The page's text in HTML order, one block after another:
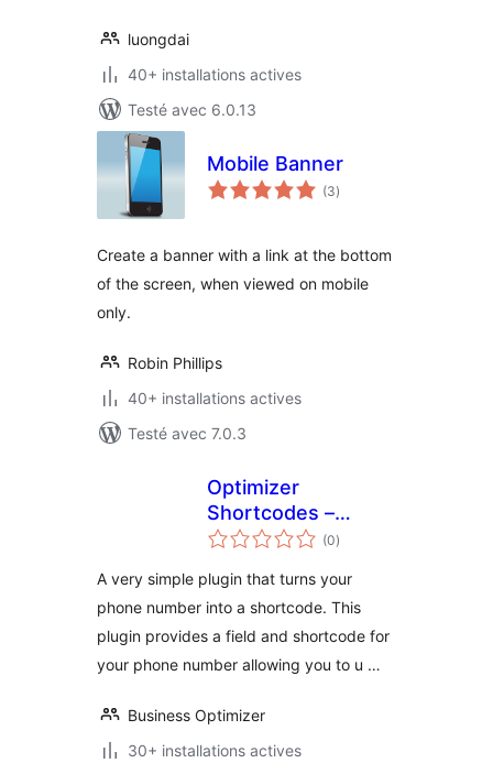
luongdai
40+ installations actives
Testé avec 6.0.13
Mobile Banner
(3notes
en
)
Create a banner with a link at the bottom
of the screen, when viewed on mobile
only.
Robin Phillips
40+ installations actives
Testé avec 7.0.3
Optimizer
Shortcodes –
Phone Number
(0notes
en
)
A very simple plugin that turns your
phone number into a shortcode. This
plugin provides a field and shortcode for
your phone number allowing you to u …
Business Optimizer
30+ installations actives